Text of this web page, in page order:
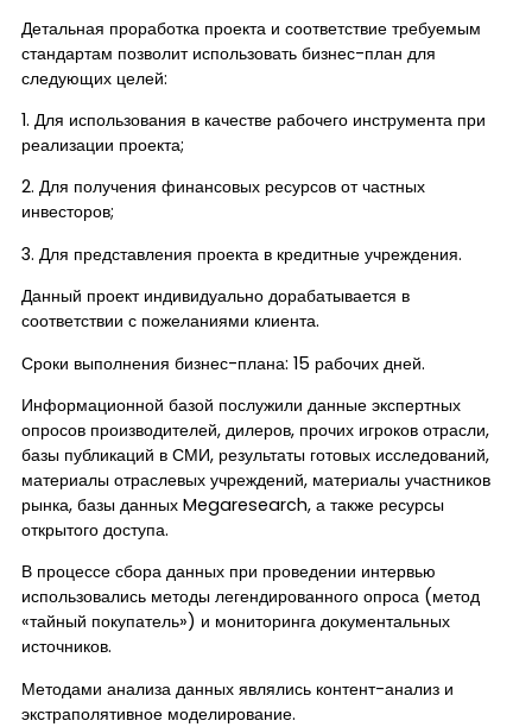
Детальная проработка проекта и соответствие требуемым
стандартам позволит использовать бизнес-план для
следующих целей:
1. Для использования в качестве рабочего инструмента при
реализации проекта;
2. Для получения финансовых ресурсов от частных
инвесторов;
3. Для представления проекта в кредитные учреждения.
Данный проект индивидуально дорабатывается в
соответствии с пожеланиями клиента.
Сроки выполнения бизнес-плана: 15 рабочих дней.
Информационной базой послужили данные экспертных
опросов производителей, дилеров, прочих игроков отрасли,
базы публикаций в СМИ, результаты готовых исследований,
материалы отраслевых учреждений, материалы участников
рынка, базы данных Megaresearch, а также ресурсы
открытого доступа.
В процессе сбора данных при проведении интервью
использовались методы легендированного опроса (метод
«тайный покупатель») и мониторинга документальных
источников.
Методами анализа данных являлись контент-анализ и
экстраполятивное моделирование.